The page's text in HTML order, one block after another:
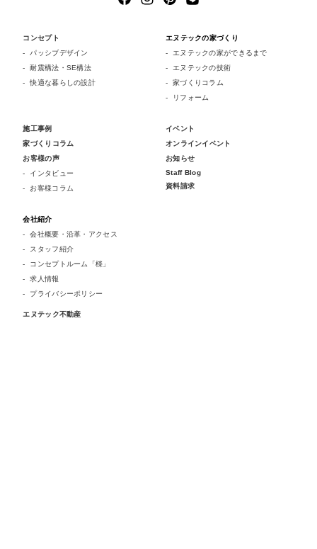
コンセプト
パッシブデザイン
耐震構法・SE構法
快適な暮らしの設計
エヌテックの家づくり
エヌテックの家ができるまで
エヌテックの技術
家づくりコラム
リフォーム
施工事例
家づくりコラム
お客様の声
インタビュー
お客様コラム
イベント
オンラインイベント
お知らせ
Staff Blog
資料請求
会社紹介
会社概要・沿革・アクセス
スタッフ紹介
コンセプトルーム「檪」
求人情報
プライバシーポリシー
エヌテック不動産